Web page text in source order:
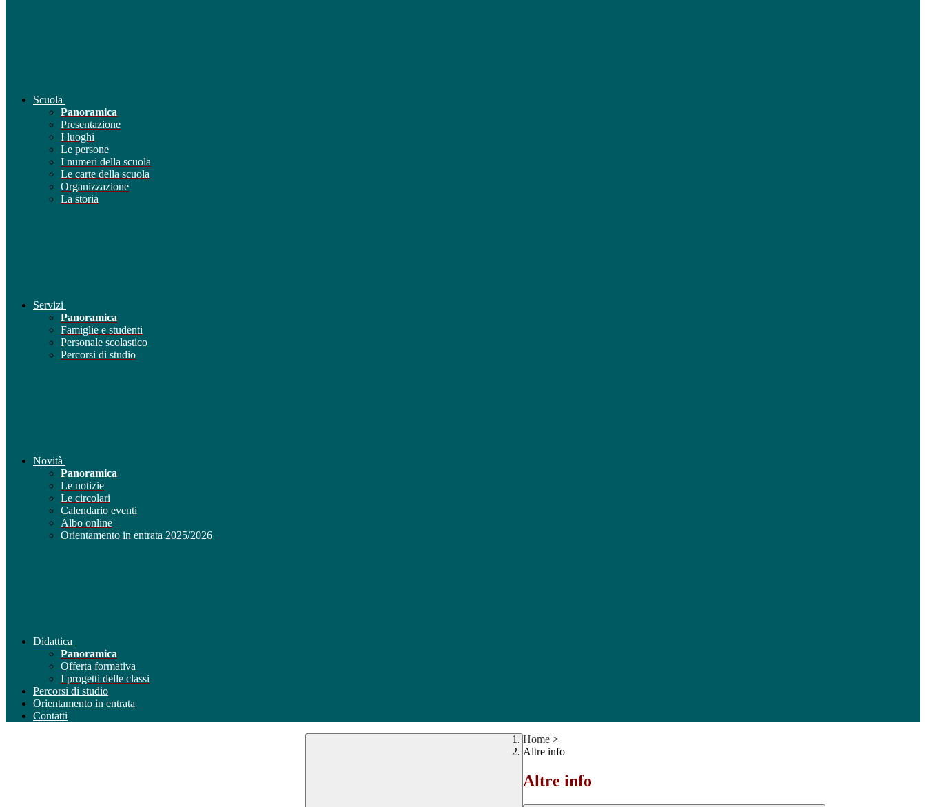
Scuola
Panoramica
Presentazione
I luoghi
Le persone
I numeri della scuola
Le carte della scuola
Organizzazione
La storia
Servizi
Panoramica
Famiglie e studenti
Personale scolastico
Percorsi di studio
Novità
Panoramica
Le notizie
Le circolari
Calendario eventi
Albo online
Orientamento in entrata 2025/2026
Didattica
Panoramica
Offerta formativa
I progetti delle classi
Percorsi di studio
Orientamento in entrata
Contatti
Home >
Altre info
Altre info